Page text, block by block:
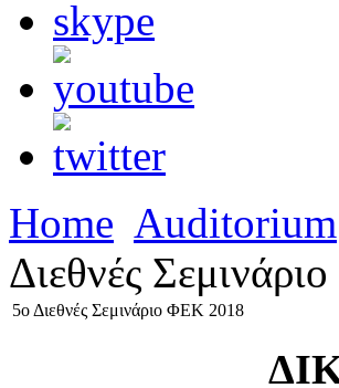
Home Auditorium
Διεθνές
5ο Διεθνές Σεμινάριο ΦΕΚ 2018